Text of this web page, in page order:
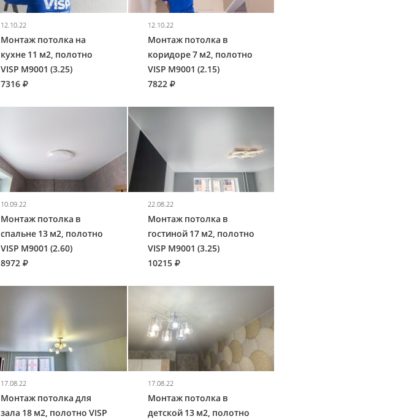
12.10.22
Монтаж потолка на
кухне 11 м2, полотно
VISP M9001 (3.25)
7316
12.10.22
Монтаж потолка в
коридоре 7 м2, полотно
VISP M9001 (2.15)
7822
10.09.22
Монтаж потолка в
спальне 13 м2, полотно
VISP M9001 (2.60)
8972
22.08.22
Монтаж потолка в
гостиной 17 м2, полотно
VISP M9001 (3.25)
10215
17.08.22
Монтаж потолка для
зала 18 м2, полотно VISP
17.08.22
Монтаж потолка в
детской 13 м2, полотно